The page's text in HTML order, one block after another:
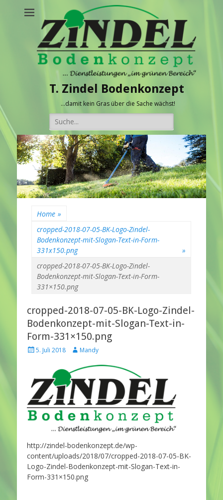
T. Zindel Bodenkonzept
…damit kein Gras über die Sache wächst!
Suche
nach:
Home »
cropped-2018-07-05-BK-Logo-Zindel-
Bodenkonzept-mit-Slogan-Text-in-Form-
331x150.png
»
cropped-2018-07-05-BK-Logo-Zindel-
Bodenkonzept-mit-Slogan-Text-in-Form-
331×150.png
cropped-2018-07-05-BK-Logo-Zindel-
Bodenkonzept-mit-Slogan-Text-in-
Form-331×150.png
P
o
n
5. Juli 2018
A
h
o
r
Mandy
http://zindel-bodenkonzept.de/wp-
content/uploads/2018/07/cropped-2018-07-05-BK-
Logo-Zindel-Bodenkonzept-mit-Slogan-Text-in-
Form-331×150.png